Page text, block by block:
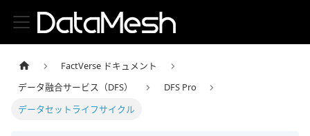
FactVerse ドキュメント
データ融合サービス（DFS）
DFS Pro
データセットライフサイクル